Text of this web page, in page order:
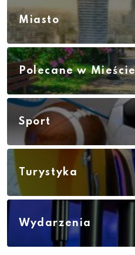
Miasto
Polecane w Mieście
Sport
Turystyka
Wydarzenia